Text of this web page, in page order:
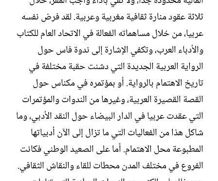
ثلاثة عقود منارة ثقافية مغربية وعربية. لقد فرض نفسه
عربيا، من خلال مساهماته الفعالة في الاتحاد العام للكتاب
والأدباء العرب، وتكفي الإشارة إلى ندوة فاس حول
الرواية العربية الجديدة التي دشنت حقبة مختلفة في
تاريخ الاهتمام بالرواية. أو بمؤتمره في مكناس حول
القصة القصيرة العربية، وغيرها من الندوات والمؤتمرات
التي عقدت عربيا في الدار البيضاء حول النقد الأدبي، وما
شاكل هذا من الفعاليات التي ما تزال إلى الآن أدبياتها
المطبوعة محل الاهتمام. أما على الصعيد الوطني فكانت
الفروع في مختلف المدن محطات للقاء والنقاش الثقافي.